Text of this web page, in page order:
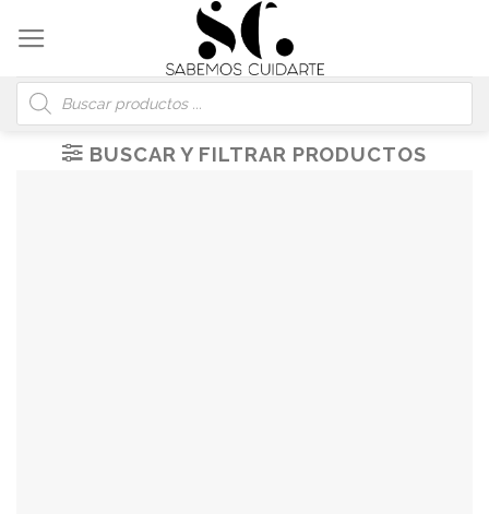
content
Búsqueda
de
productos
BUSCAR Y FILTRAR PRODUCTOS